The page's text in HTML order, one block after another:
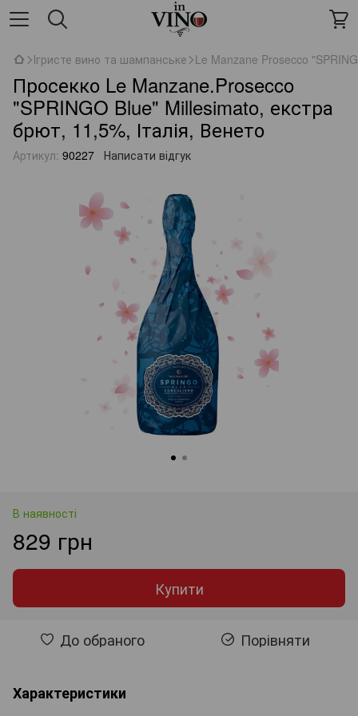
Ігристе вино та шампанське Le Manzane Prosecco
Просекко Le Manzane.Prosecco
"SPRINGO Blue" Millesimato, екстра
брют, 11,5%, Італія, Венето
Артикул: 90227 Написати відгук
В наявності
829 грн
Купити
До обраного Порівняти
Характеристики